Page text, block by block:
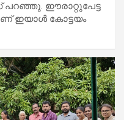
പറഞ്ഞു. ഈരാറ്റുപേട്ട
ഇയാൾ കോട്ടയം